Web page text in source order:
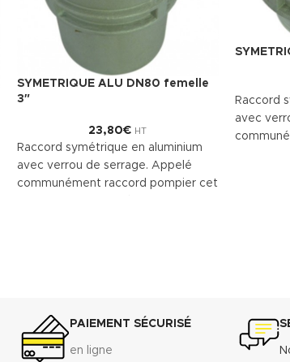
SYMETRIQUE ALU DN80 femelle
3″
23,80€ HT
Raccord symétrique en aluminium
avec verrou de serrage. Appelé
communément raccord pompier cet
Raccord
avec
PAIEMENT SÉCURISÉ
en ligne